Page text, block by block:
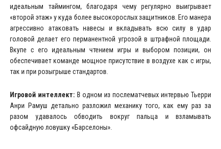
идеальным таймингом, благодаря чему регулярно выигрывает
«второй этаж» у куда более высокорослых защитников. Его манера
агрессивно атаковать навесы и вкладывать всю силу в удар
головой делает его перманентной угрозой в штрафной площади.
Вкупе с его идеальным чтением игры и выбором позиции, он
обеспечивает команде мощное присутствие в воздухе как с игры,
так и при розыгрыше стандартов.
Игровой интеллект: В одном из послематчевых интервью Тьерри
Анри Рамуш детально разложил механику того, как ему раз за
разом удавалось обводить вокруг пальца и взламывать
офсайдную ловушку «Барселоны».